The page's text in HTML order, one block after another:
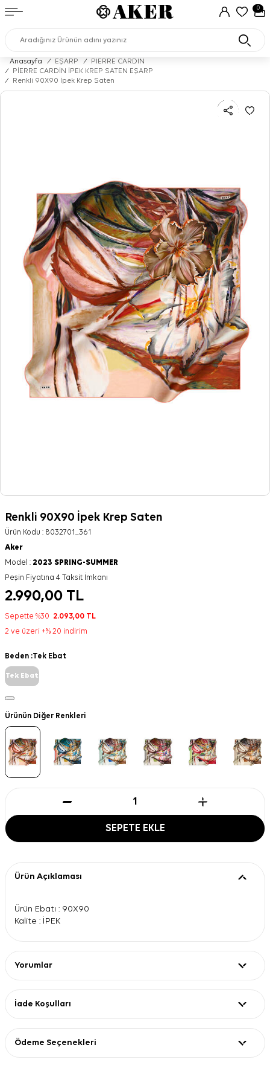
0
Anasayfa / EŞARP /
PIERRE CARDIN
/
PİERRE CARDİN İPEK KREP SATEN EŞARP
/
Renkli 90X90 İpek Krep Saten
Renkli 90X90 İpek Krep Saten
Ürün Kodu : 8032701_361
Aker
Model : 2023 SPRING-SUMMER
Peşin Fiyatına 4 Taksit İmkanı
2.990,00 TL
Sepette %30 2.093,00 TL
2 ve üzeri +% 20 indirim
Beden :Tek Ebat
Tek Ebat
Ürünün Diğer Renkleri
SEPETE EKLE
Ürün Açıklaması
Ürün Ebatı : 90X90
Kalite : İPEK
Yorumlar
İade Koşulları
Ödeme Seçenekleri